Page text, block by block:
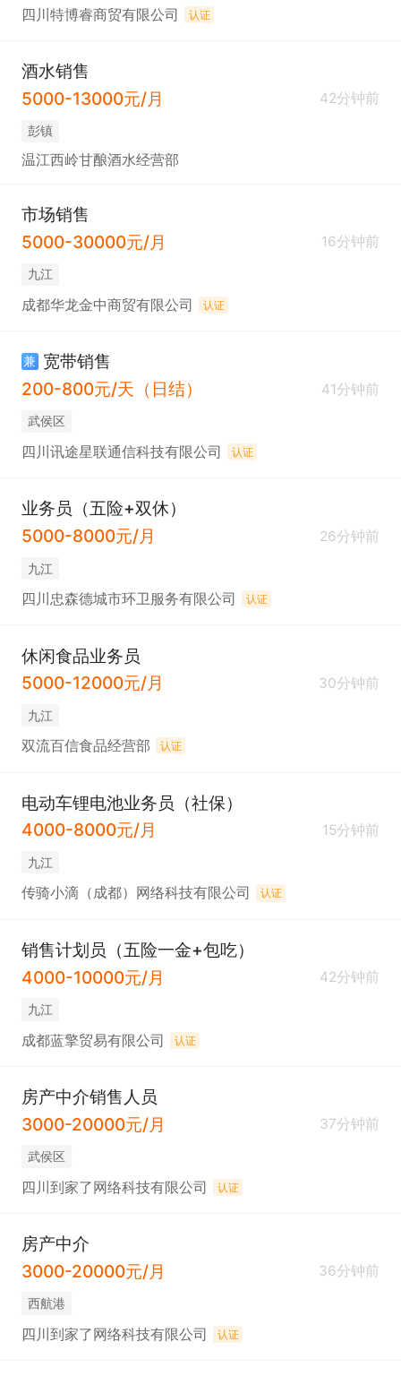
四川特博睿商贸有限公司 认证
酒水销售
5000-13000元/月
42分钟前
彭镇
温江西岭甘酿酒水经营部
市场销售
5000-30000元/月
16分钟前
九江
成都华龙金中商贸有限公司 认证
兼 宽带销售
200-800元/天（日结）
41分钟前
武侯区
四川讯途星联通信科技有限公司 认证
业务员（五险+双休）
5000-8000元/月
26分钟前
九江
四川忠森德城市环卫服务有限公司 认证
休闲食品业务员
5000-12000元/月
30分钟前
九江
双流百信食品经营部 认证
电动车锂电池业务员（社保）
4000-8000元/月
15分钟前
九江
传骑小滴（成都）网络科技有限公司 认证
销售计划员（五险一金+包吃）
4000-10000元/月
42分钟前
九江
成都蓝擎贸易有限公司 认证
房产中介销售人员
3000-20000元/月
37分钟前
武侯区
四川到家了网络科技有限公司 认证
房产中介
3000-20000元/月
36分钟前
西航港
四川到家了网络科技有限公司 认证